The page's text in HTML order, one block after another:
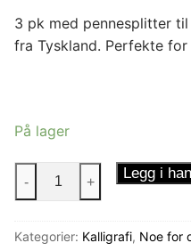
3 pk med pennesplitter
fra Tyskland. Perfekte
På lager
Kalligrafi
pennesplitter
L'écolière
- + Legg i
Kategorier: Kalligrafi, Noe for